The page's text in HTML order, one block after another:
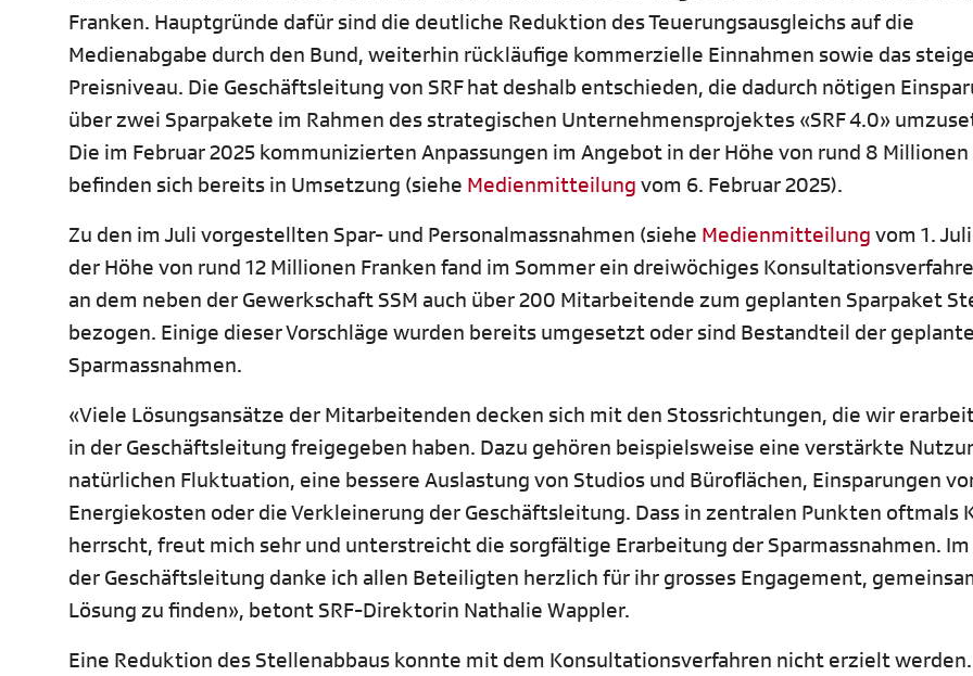
Franken. Hauptgründe dafür sind die deutliche Reduktion des Teuerungsausgleichs auf die
Medienabgabe durch den Bund, weiterhin rückläufige kommerzielle Einnahmen sowie das
Preisniveau. Die Geschäftsleitung von SRF hat deshalb entschieden, die dadurch nötigen
über zwei Sparpakete im Rahmen des strategischen Unternehmensprojektes «SRF 4.0»
Die im Februar 2025 kommunizierten Anpassungen im Angebot in der Höhe von rund 8 Millionen
befinden sich bereits in Umsetzung (siehe Medienmitteilung vom 6. Februar 2025).
Zu den im Juli vorgestellten Spar- und Personalmassnahmen (siehe Medienmitteilung vom 1.
der Höhe von rund 12 Millionen Franken fand im Sommer ein dreiwöchiges
an dem neben der Gewerkschaft SSM auch über 200 Mitarbeitende zum geplanten Sparpaket
bezogen. Einige dieser Vorschläge wurden bereits umgesetzt oder sind Bestandteil der
Sparmassnahmen.
«Viele Lösungsansätze der Mitarbeitenden decken sich mit den Stossrichtungen, die wir
in der Geschäftsleitung freigegeben haben. Dazu gehören beispielsweise eine verstärkte
natürlichen Fluktuation, eine bessere Auslastung von Studios und Büroflächen, Einsparungen
Energiekosten oder die Verkleinerung der Geschäftsleitung. Dass in zentralen Punkten oftmals
herrscht, freut mich sehr und unterstreicht die sorgfältige Erarbeitung der Sparmassnahmen. Im
der Geschäftsleitung danke ich allen Beteiligten herzlich für ihr grosses Engagement,
Lösung zu finden», betont SRF-Direktorin Nathalie Wappler.
Eine Reduktion des Stellenabbaus konnte mit dem Konsultationsverfahren nicht erzielt